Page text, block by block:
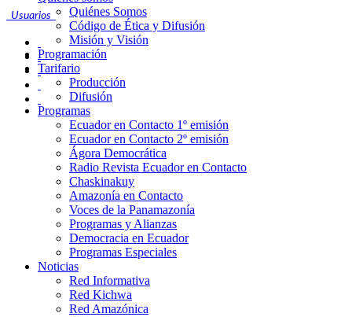
Usuarios
Quiénes Somos
Código de Ética y Difusión
Misión y Visión
Programación
Tarifario
Producción
Difusión
Programas
Ecuador en Contacto 1º emisión
Ecuador en Contacto 2º emisión
Ágora Democrática
Radio Revista Ecuador en Contacto
Chaskinakuy
Amazonía en Contacto
Voces de la Panamazonía
Programas y Alianzas
Democracia en Ecuador
Programas Especiales
Noticias
Red Informativa
Red Kichwa
Red Amazónica